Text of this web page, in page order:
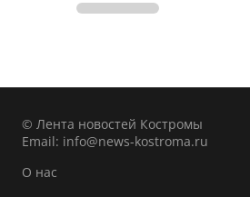
© Лента новостей Костромы
Email: info@news-kostroma.ru
О нас